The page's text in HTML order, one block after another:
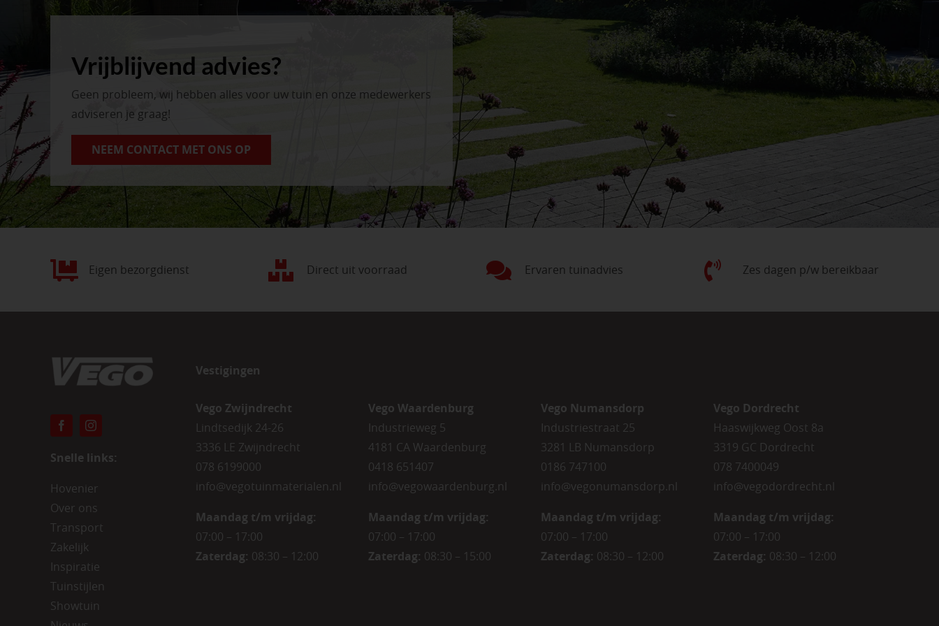
Vrijblijvend advies?
Geen probleem, wij hebben alles voor uw tuin en onze medewerkers
adviseren je graag!
NEEM CONTACT MET ONS OP
Eigen bezorgdienst Direct uit voorraad Ervaren tuinadvies Zes dagen p/w bereikbaar
Snelle links:
Hovenier
Over ons
Transport
Zakelijk
Inspiratie
Tuinstijlen
Showtuin
Vestigingen
Vego Zwijndrecht
Lindtsedijk 24-26
3336 LE Zwijndrecht
078 6199000
info@vegotuinmaterialen.nl
Maandag t/m vrijdag:
07:00 – 17:00
Zaterdag: 08:30 – 12:00
Vego Waardenburg
Industrieweg 5
4181 CA Waardenburg
0418 651407
info@vegowaardenburg.nl
Maandag t/m vrijdag:
07:00 – 17:00
Zaterdag: 08:30 – 15:00
Vego Numansdorp
Industriestraat 25
3281 LB Numansdorp
0186 747100
info@vegonumansdorp.nl
Maandag t/m vrijdag:
07:00 – 17:00
Zaterdag: 08:30 – 12:00
Vego Dordrecht
Haaswijkweg Oost 8a
3319 GC Dordrecht
078 7400049
info@vegodordrecht.nl
Maandag t/m vrijdag:
07:00 – 17:00
Zaterdag: 08:30 – 12:00